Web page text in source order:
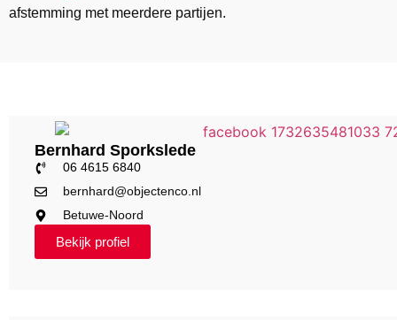
afstemming met meerdere partijen.
Bernhard Sporkslede
06 4615 6840
bernhard@objectenco.nl
Betuwe-Noord
Bekijk profiel